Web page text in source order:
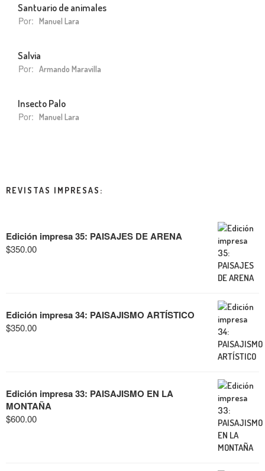
Santuario de animales
Por: Manuel Lara
Salvia
Por: Armando Maravilla
Insecto Palo
Por: Manuel Lara
REVISTAS IMPRESAS:
Edición impresa 35: PAISAJES DE ARENA
$350.00
Edición impresa 34: PAISAJISMO ARTÍSTICO
$350.00
Edición impresa 33: PAISAJISMO EN LA
MONTAÑA
$600.00